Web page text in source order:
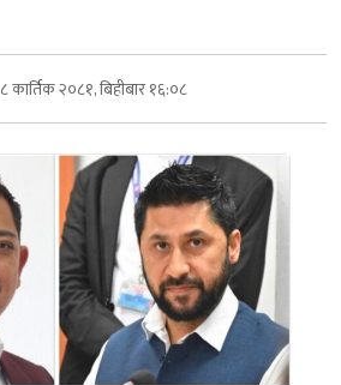
८ कार्तिक २०८१, बिहीबार १६:०८